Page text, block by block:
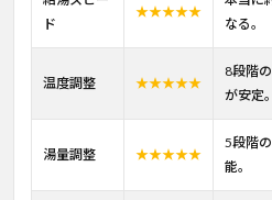
ド
★★★★★
なる。
温度調整 ★★★★★
8段階
が安定。
湯量調整 ★★★★★
5段階
能。